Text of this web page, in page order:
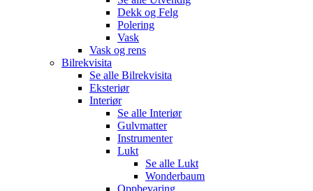
Dekk og Felg
Polering
Vask
Vask og rens
Bilrekvisita
Se alle Bilrekvisita
Eksteriør
Interiør
Se alle Interiør
Gulvmatter
Instrumenter
Lukt
Se alle Lukt
Wonderbaum
Oppbevaring